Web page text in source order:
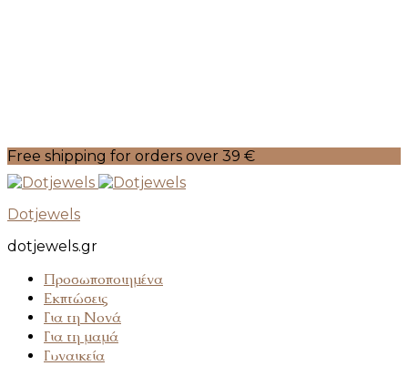
Free shipping for orders over 39 €
Dotjewels
dotjewels.gr
Προσωποποιημένα
Εκπτώσεις
Για τη Νονά
Για τη μαμά
Γυναικεία